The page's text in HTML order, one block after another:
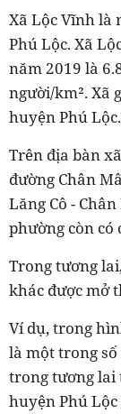
Xã Lộc Vĩnh là
Phú Lộc. Xã
năm 2019 là
người/km². Xã
huyện Phú Lộc.
Trên địa bàn
đường Chân
Lăng Cô -
phường còn có
Trong tương
khác được mở
Ví dụ, trong
là một trong
trong tương lai
huyện Phú